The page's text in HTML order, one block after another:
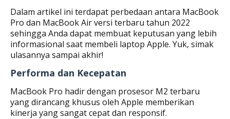
Dalam artikel ini terdapat perbedaan antara MacBook
Pro dan MacBook Air versi terbaru tahun 2022
sehingga Anda dapat membuat keputusan yang lebih
informasional saat membeli laptop Apple. Yuk, simak
ulasannya sampai akhir!
Performa dan Kecepatan
MacBook Pro hadir dengan prosesor M2 terbaru
yang dirancang khusus oleh Apple memberikan
kinerja yang sangat cepat dan responsif.